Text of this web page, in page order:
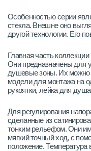
Особенностью серии
стекла. Внешне оно
другой технологии. Его
Главная часть
Они предназначены для
душевые зоны. Их можно
модели для монтажа на
рукоятки, лейка для
Для регулирования
сделанные из
тонким рельефом. Они
мягкий точный ход, с
положение.